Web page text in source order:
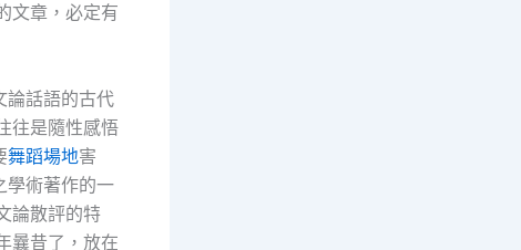
文章，必定有
論話語的古代
往是隨性感悟
舞蹈場地害
學術著作的一
論散評的特
曩昔了，放在